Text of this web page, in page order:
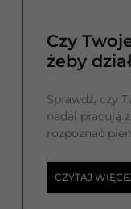
Czy
żeby
Sprawdź, czy
nadal pracują
rozpoznać
CZYTAJ